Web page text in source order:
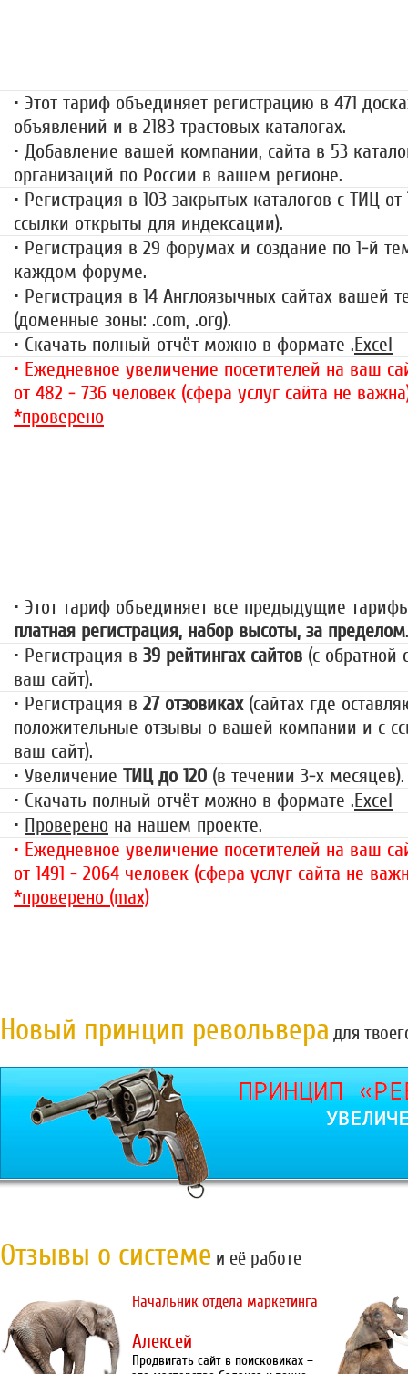
• Этот тариф объединяет регистрацию в 471
объявлений и в 2183 трастовых каталогах.
• Добавление вашей компании, сайта в 53
организаций по России в вашем регионе.
• Регистрация в 103 закрытых каталогов с ТИЦ от
ссылки открыты для индексации).
• Регистрация в 29 форумах и создание по 1-й
каждом форуме.
• Регистрация в 14 Англоязычных сайтах вашей
(доменные зоны: .com, .org).
• Скачать полный отчёт можно в формате .Excel
• Ежедневное увеличение посетителей на ваш
от 482 - 736 человек (сфера услуг сайта не
*проверено
• Этот тариф объединяет все предыдущие
платная регистрация, набор высоты, за пределом.
• Регистрация в 39 рейтингах сайтов (с обратной
ваш сайт).
• Регистрация в 27 отзовиках(сайтах где
положительные отзывы о вашей компании и с
ваш сайт).
• Увеличение ТИЦ до 120 (в течении 3-х месяцев).
• Скачать полный отчёт можно в формате .Excel
• Проверено на нашем проекте.
• Ежедневное увеличение посетителей на ваш
от 1491 - 2064 человек (сфера услуг сайта не
*проверено (max)
Новый принцип револьвера для
Отзывы о системе и её работе
Начальник отдела маркетинга
Алексей
Продвигать сайт в поисковиках –